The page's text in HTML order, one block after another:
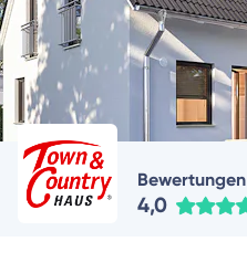
Bewertungen
4,0